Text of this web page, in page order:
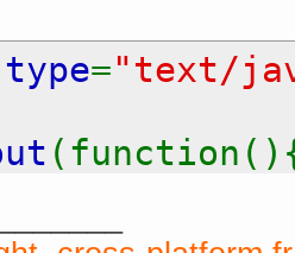
="text/